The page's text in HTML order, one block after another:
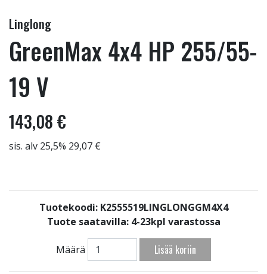
Linglong
GreenMax 4x4 HP 255/55-
19 V
143,08 €
sis. alv 25,5% 29,07 €
Tuotekoodi: K2555519LINGLONGGM4X4
Tuote saatavilla: 4-23kpl varastossa
Määrä Lisää koriin